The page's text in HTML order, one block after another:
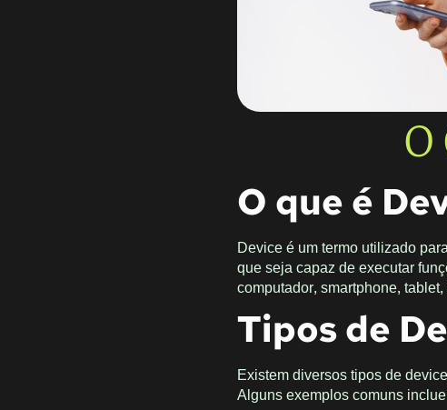
O
O que é
Device é um termo utilizado
que seja capaz de executar
computador, smartphone,
Tipos de
Existem diversos tipos de
Alguns exemplos comuns